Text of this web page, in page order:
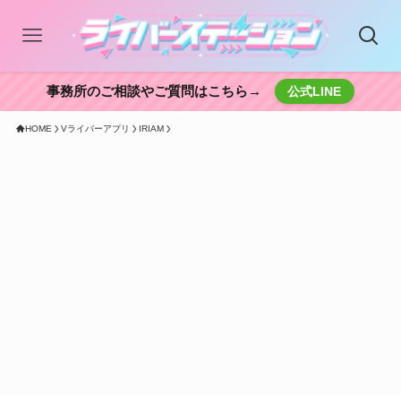
事務所のご相談やご質問はこちら→ 公式LINE
HOME Vライバーアプリ IRIAM